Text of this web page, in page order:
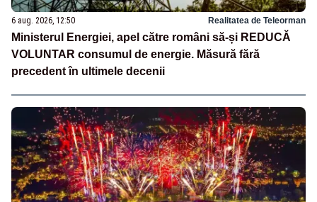
6 aug. 2026, 12:50 Realitatea de Teleorman
Ministerul Energiei, apel către români să-și REDUCĂ
VOLUNTAR consumul de energie. Măsură fără
precedent în ultimele decenii